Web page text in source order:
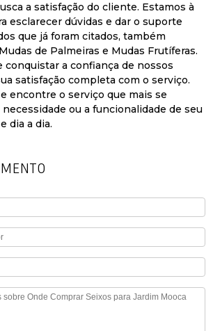
a satisfação do cliente. Estamos à
esclarecer dúvidas e dar o suporte
que já foram citados, também
de Palmeiras e Mudas Frutíferas.
conquistar a confiança de nossos
satisfação completa com o serviço.
encontre o serviço que mais se
necessidade ou a funcionalidade de seu
dia a dia.